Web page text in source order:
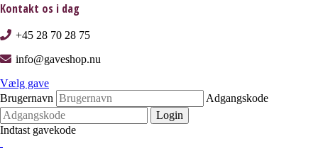
Kontakt os i dag
+45 28 70 28 75
info@gaveshop.nu
Vælg gave
Brugernavn
Adgangskode
Login
Indtast gavekode